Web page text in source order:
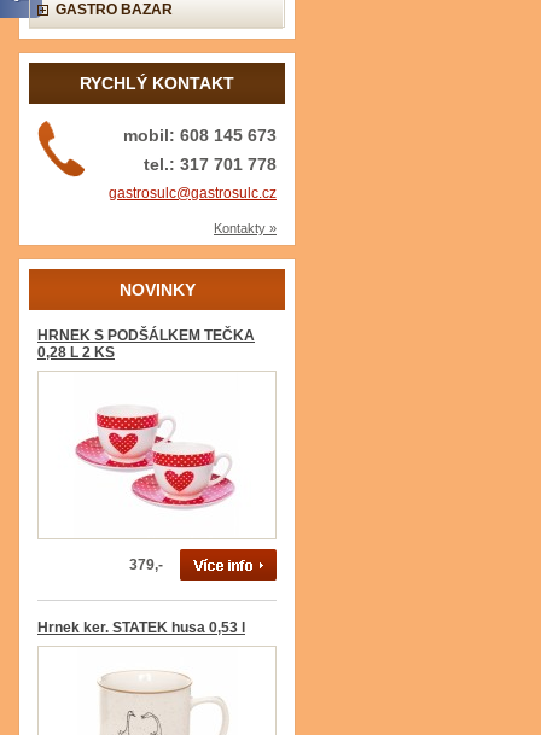
GASTRO BAZAR
RYCHLÝ KONTAKT
mobil: 608 145 673
tel.: 317 701 778
gastrosulc@gastrosulc.cz
Kontakty »
NOVINKY
HRNEK S PODŠÁLKEM TEČKA
0,28 L 2 KS
379,-
Hrnek ker. STATEK husa 0,53 l